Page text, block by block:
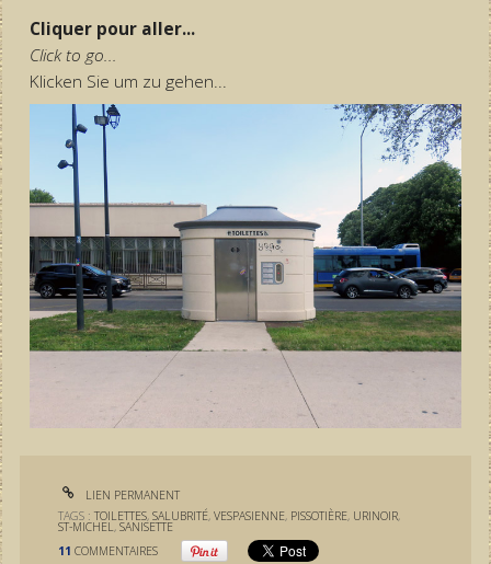
Cliquer pour aller...
Click to go...
Klicken Sie um zu gehen...
LIEN PERMANENT
TAGS :TOILETTES,SALUBRITÉ,VESPASIENNE, PISSOTIÈRE, URINOIR,
ST-MICHEL,SANISETTE
11 COMMENTAIRES